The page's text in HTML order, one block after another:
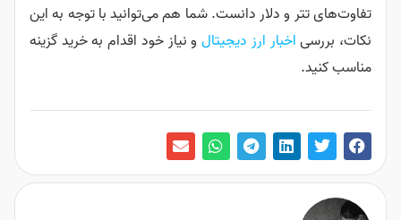
تفاوت‌های تتر و دلار دانست. شما هم می‌توانید با توجه به این
نکات، بررسیاخبار ارز دیجیتالو نیاز خود اقدام به خرید گزینه
مناسب کنید.